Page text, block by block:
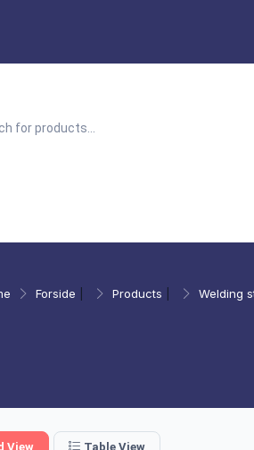
Forside Products Welding
View Table View